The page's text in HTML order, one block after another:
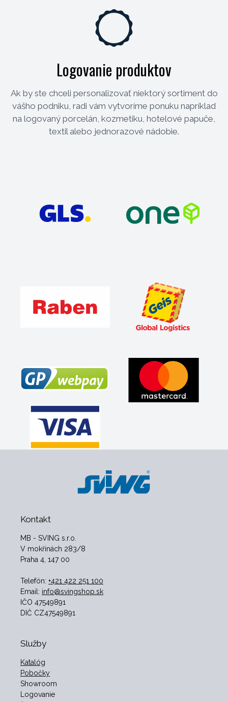
Logovanie produktov
Ak by ste chceli personalizovať niektorý sortiment do
vášho podniku, radi vám vytvoríme ponuku napríklad
na logovaný porcelán, kozmetiku, hotelové papuče,
textil alebo jednorazové nádobie.
Kontakt
MB - SVING s.r.o.
V mokřinách 283/8
Praha 4, 147 00
Telefón: +421 422 251 100
Email: info@svingshop.sk
IČO 47549891
DIČ CZ47549891
Služby
Katalóg
Pobočky
Showroom
Logovanie